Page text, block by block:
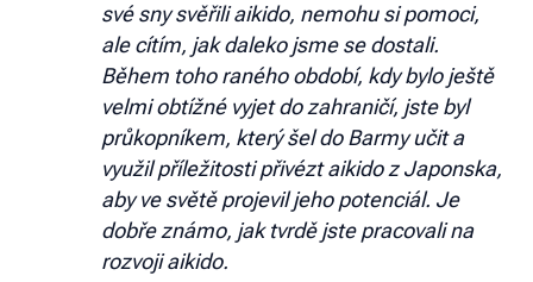
své sny svěřili aikido, nemohu si pomoci,
ale cítím, jak daleko jsme se dostali.
Během toho raného období, kdy bylo ještě
velmi obtížné vyjet do zahraničí, jste byl
průkopníkem, který šel do Barmy učit a
využil příležitosti přivézt aikido z Japonska,
aby ve světě projevil jeho potenciál. Je
dobře známo, jak tvrdě jste pracovali na
rozvoji aikido.